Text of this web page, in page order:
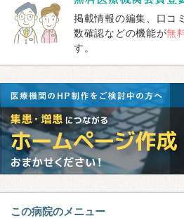
掲載情報の編集、口コ
数確認などの機能が無
す。
この病院のメニュー